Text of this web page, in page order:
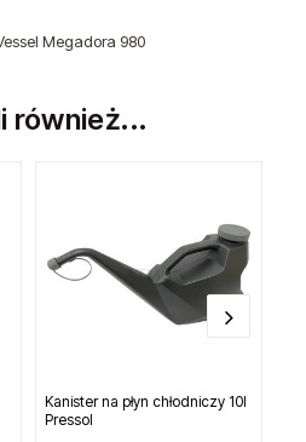
Megadora 980
również...
Kanister na płyn chłodniczy 10l
Pressol